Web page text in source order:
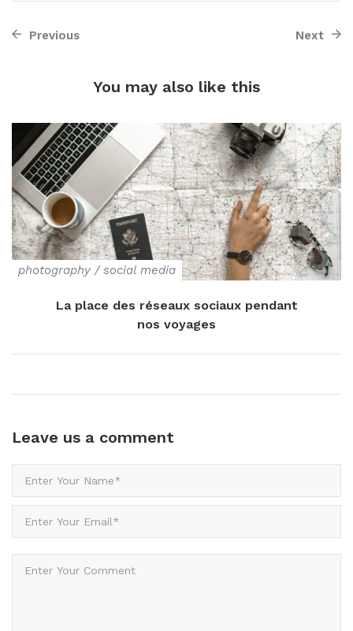
Previous Next
You may also like this
photography /social media
La place des réseaux sociaux pendant
nos voyages
Leave us a comment